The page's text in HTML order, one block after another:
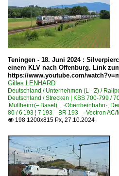
Teningen - 18. Juni 2024 :
einem KLV nach Offenburg. Link
https://www.youtube.com/
Gilles LENHARD
Deutschland / Unternehmen (L - Z) /
Deutschland / Strecken | KBS 700-799 /
Müllheim (– Basel) ·Oberrheinbahn·,
80 / 6 193 ¦ 7 193 BR 193 ·Vectron
 198 1200x815 Px, 27.10.2024